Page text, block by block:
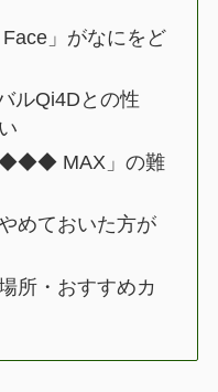
」がなにをど
ルQi4Dとの性
MAX」の難
めておいた方が
所・おすすめカ